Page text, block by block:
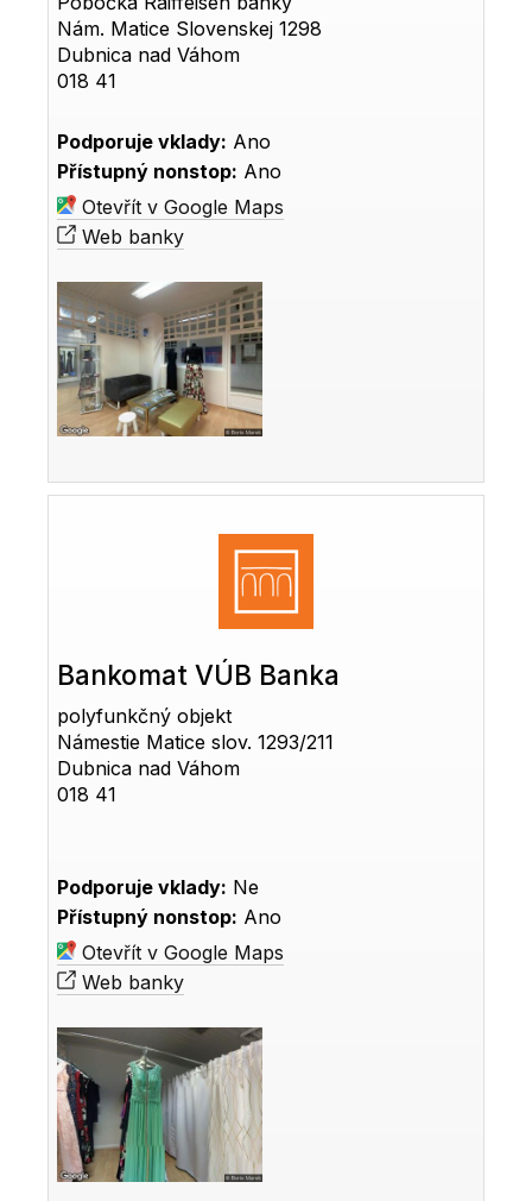
Nám. Matice Slovenskej 1298
Dubnica nad Váhom
018 41
Podporuje vklady: Ano
Přístupný nonstop: Ano
Otevřít v Google Maps
Web banky
Bankomat VÚB Banka
polyfunkčný objekt
Námestie Matice slov. 1293/211
Dubnica nad Váhom
018 41
Podporuje vklady: Ne
Přístupný nonstop: Ano
Otevřít v Google Maps
Web banky